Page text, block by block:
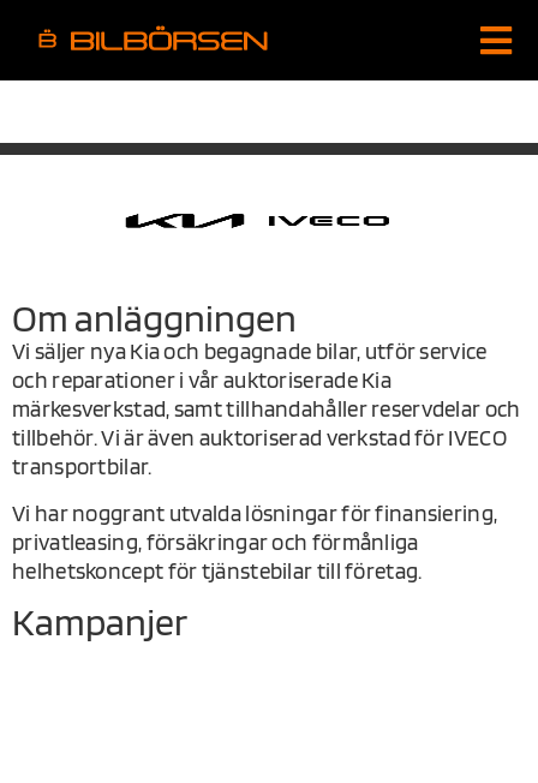
Om anläggningen
Vi säljer nya Kia och begagnade bilar, utför service
och reparationer i vår auktoriserade Kia
märkesverkstad, samt tillhandahåller reservdelar och
tillbehör. Vi är även auktoriserad verkstad för IVECO
transportbilar.
Vi har noggrant utvalda lösningar för finansiering,
privatleasing, försäkringar och förmånliga
helhetskoncept för tjänstebilar till företag.
Kampanjer